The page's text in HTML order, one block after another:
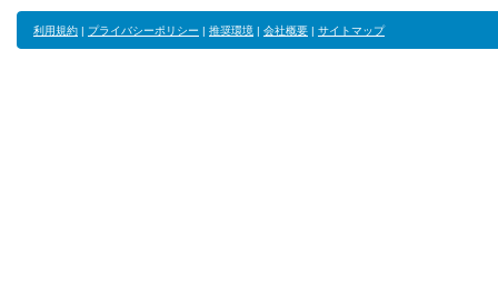
利用規約 | プライバシーポリシー | 推奨環境 | 会社概要 | サイトマップ